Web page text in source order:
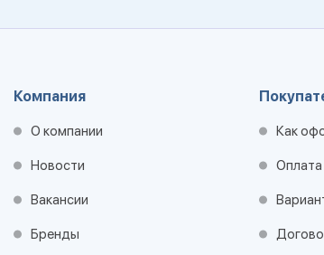
Компания
О компании
Новости
Вакансии
Бренды
Как